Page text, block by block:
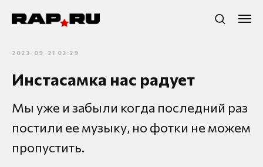
2023-09-21 02:29
Инстасамка нас радует
Мы уже и забыли когда последний раз
постили ее музыку, но фотки не можем
пропустить.